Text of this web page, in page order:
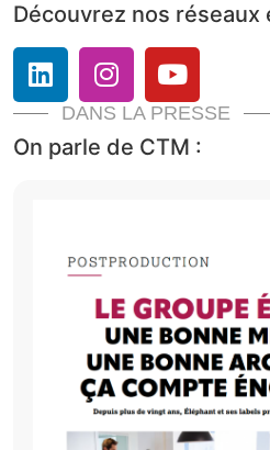
Découvrez nos
DANS LA PRESSE
On parle de CTM :